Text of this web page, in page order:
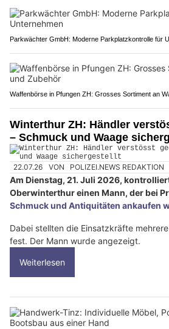
Parkwächter GmbH: Moderne Parkplatzkontrolle für
Waffenbörse in Pfungen ZH: Grosses Sortiment an
Winterthur ZH: Händler
– Schmuck und Waage
22.07.26 VON POLIZEI.NEWS REDAKTION
Am Dienstag, 21. Juli 2026,
Oberwinterthur einen Mann, der bei
Schmuck und Antiquitäten ankaufen
Dabei stellten die Einsatzkräfte
fest. Der Mann wurde angezeigt.
Weiterlesen